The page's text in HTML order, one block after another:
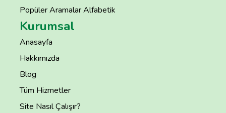
Popüler Aramalar Alfabetik
Kurumsal
Anasayfa
Hakkımızda
Blog
Tüm Hizmetler
Site Nasıl Çalışır?